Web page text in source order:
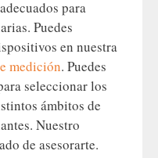
para
Puedes
en nuestra
medición. Puedes
seleccionar los
ámbitos de
Nuestro
de asesorarte.